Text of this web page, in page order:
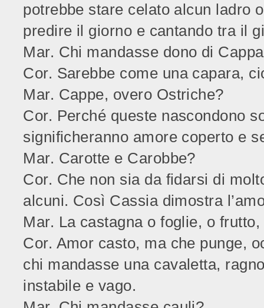
potrebbe stare celato alcun ladro
predire il giorno e cantando tra il
Mar. Chi mandasse dono di
Cor. Sarebbe come una capara,
Mar. Cappe, overo Ostriche?
Cor. Perché queste nascondono
significheranno amore coperto e
Mar. Carotte e Carobbe?
Cor. Che non sia da fidarsi di
alcuni. Così Cassia dimostra
Mar. La castagna o foglie, o
Cor. Amor casto, ma che punge,
chi mandasse una cavaletta,
instabile e vago.